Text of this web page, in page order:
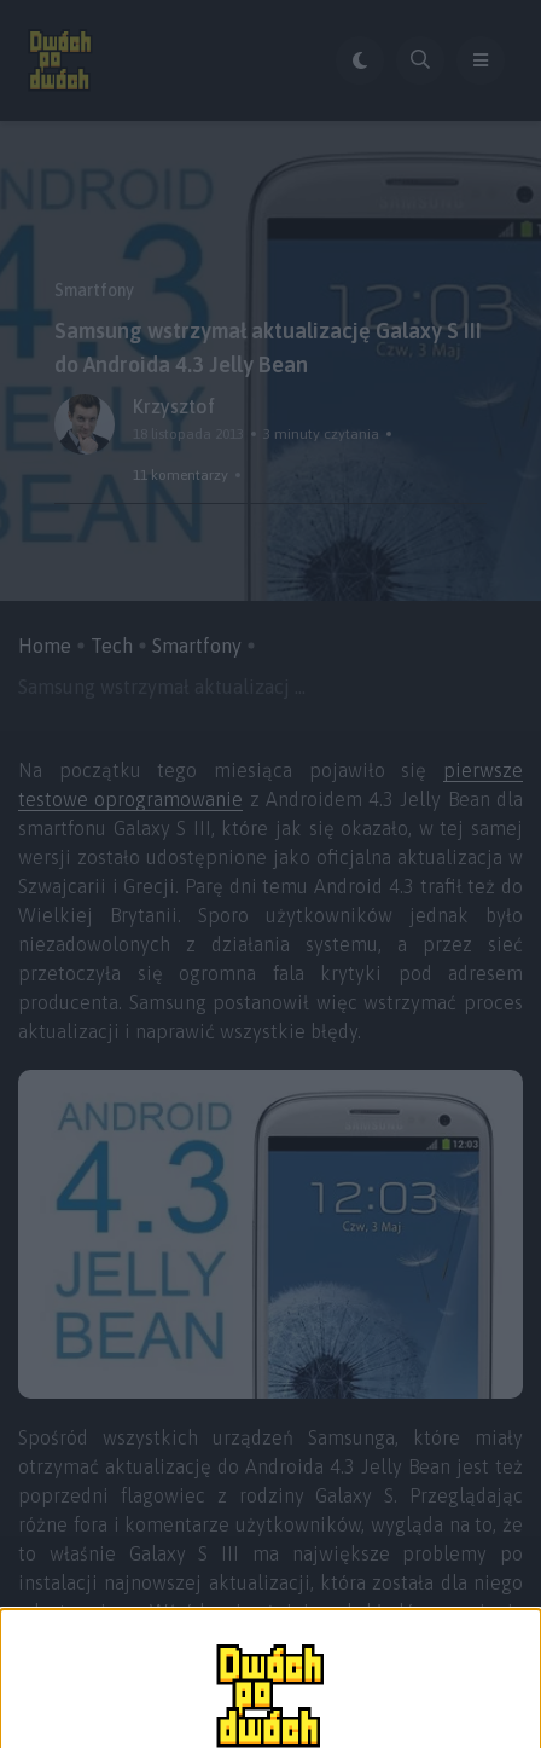
Smartfony
Samsung wstrzymał aktualizację Galaxy S III
do Androida 4.3 Jelly Bean
Krzysztof
18 listopada 2013 3 minuty czytania
11 komentarzy
Home Tech
Smartfony
Na początku tego miesiąca pojawiło się
pierwsze
testowe oprogramowanie z Androidem 4.3 Jelly Bean dla
smartfonu Galaxy S III, które jak się okazało, w tej samej
wersji zostało udostępnione jako oficjalna aktualizacja w
Szwajcarii i Grecji. Parę dni temu Android 4.3 trafił też do
Wielkiej Brytanii. Sporo użytkowników jednak było
niezadowolonych z działania systemu, a przez sieć
przetoczyła się ogromna fala krytyki pod adresem
producenta. Samsung postanowił więc wstrzymać proces
aktualizacji i naprawić wszystkie błędy.
Spośród wszystkich urządzeń Samsunga, które miały
otrzymać aktualizację do Androida 4.3 Jelly Bean jest też
poprzedni flagowiec z rodziny Galaxy S. Przeglądając
różne fora i komentarze użytkowników, wygląda na to, że
to właśnie Galaxy S III ma największe problemy po
instalacji najnowszej aktualizacji, która została dla niego
udostępniona. Wśród najważniejszych błędów wymienia
się bardzo częste, nawet kilkunastosekundowe lagi,
ogromne zużycie baterii, problem z czarnym ekranem
zaraz po odebraniu połączenia, słabe zarządzanie
pamięcią RAM czy losowe zawieszanie się urządzenia.